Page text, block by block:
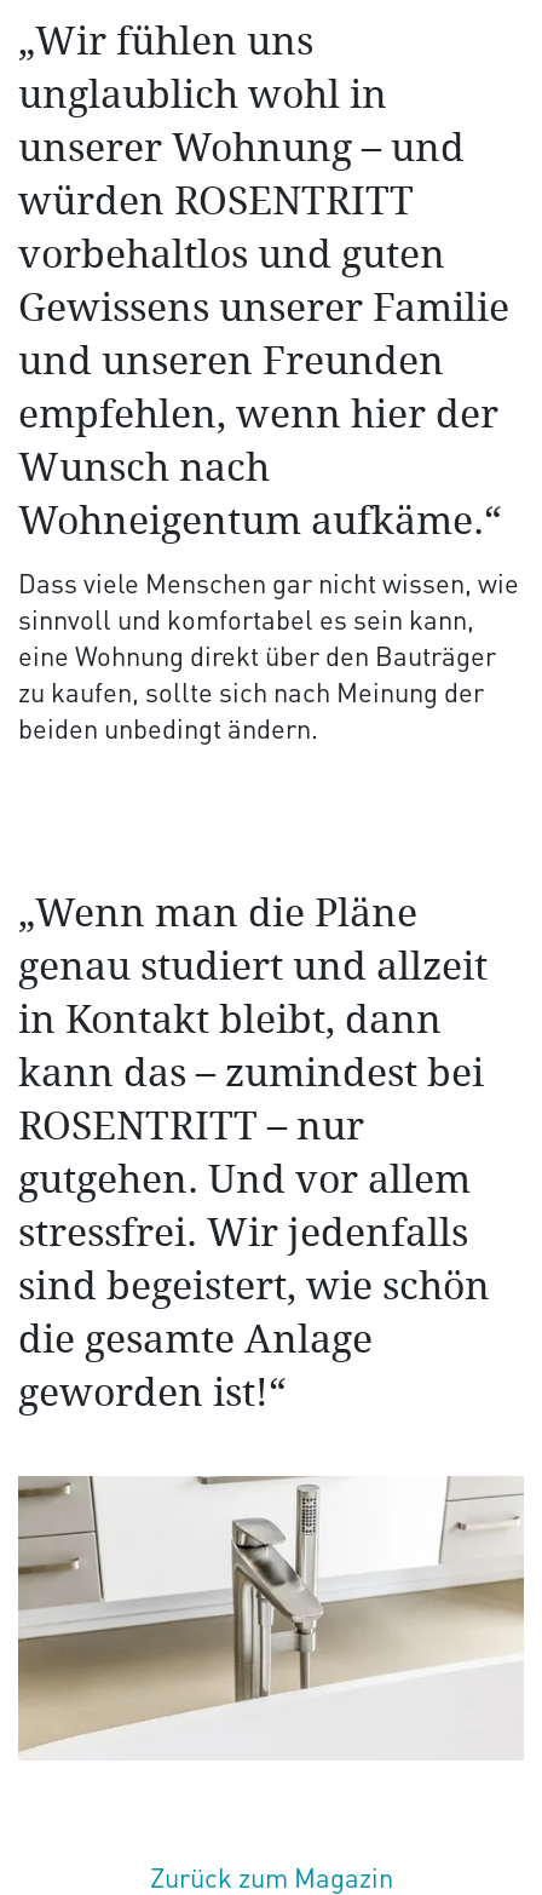
„Wir fühlen uns
unglaublich wohl in
unserer Wohnung – und
würden ROSENTRITT
vorbehaltlos und guten
Gewissens unserer Familie
und unseren Freunden
empfehlen, wenn hier der
Wunsch nach
Wohneigentum aufkäme.“
Dass viele Menschen gar nicht wissen, wie
sinnvoll und komfortabel es sein kann,
eine Wohnung direkt über den Bauträger
zu kaufen, sollte sich nach Meinung der
beiden unbedingt ändern.
„Wenn man die Pläne
genau studiert und allzeit
in Kontakt bleibt, dann
kann das – zumindest bei
ROSENTRITT – nur
gutgehen. Und vor allem
stressfrei. Wir jedenfalls
sind begeistert, wie schön
die gesamte Anlage
geworden ist!“
Zurück zum Magazin